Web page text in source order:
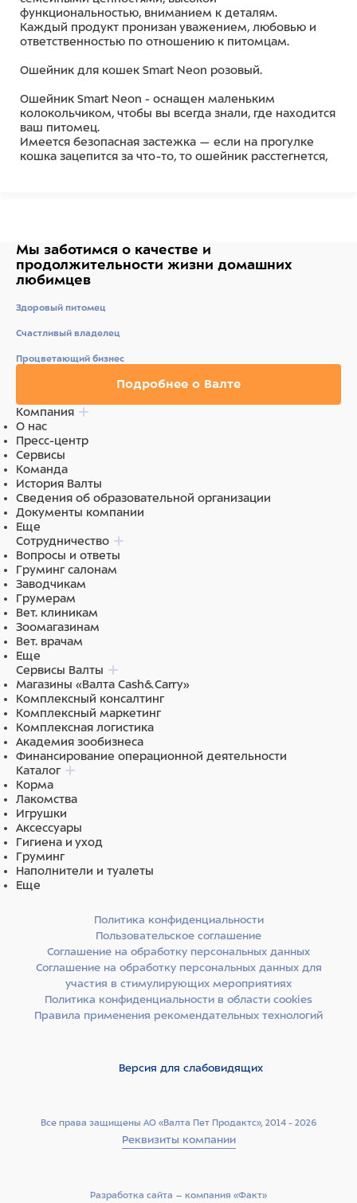
функциональностью, вниманием к деталям.
Каждый продукт пронизан уважением, любовью и
ответственностью по отношению к питомцам.
Ошейник для кошек Smart Neon розовый.
Ошейник Smart Neon - оснащен маленьким
колокольчиком, чтобы вы всегда знали, где находится
ваш питомец.
Имеется безопасная застежка — если на прогулке
кошка зацепится за что-то, то ошейник расстегнется,
Диаметр ошейника – 23 см, ширина – 1,1 см.
Состав
Нейлон
Мы заботимся о качестве и
продолжительности жизни домашних
любимцев
Здоровый питомец
Счастливый владелец
Процветающий бизнес
Подробнее о Валте
Компания
О нас
Пресс-центр
Сервисы
Команда
История Валты
Сведения об образовательной организации
Документы компании
Еще
Сотрудничество
Вопросы и ответы
Груминг салонам
Заводчикам
Грумерам
Вет. клиникам
Зоомагазинам
Вет. врачам
Еще
Сервисы Валты
Магазины «Валта Cash&Carry»
Комплексный консалтинг
Комплексный маркетинг
Комплексная логистика
Академия зообизнеса
Финансирование операционной деятельности
Каталог
Корма
Лакомства
Игрушки
Аксессуары
Гигиена и уход
Груминг
Наполнители и туалеты
Еще
Все права защищены АО «Валта Пет Продактс», 2014 - 2026
Реквизиты компании
Политика конфиденциальности
Пользовательское соглашение
Соглашение на обработку персональных данных
Соглашение на обработку персональных данных для
участия в стимулирующих мероприятиях
Политика конфиденциальности в области cookies
Правила применения рекомендательных технологий
Версия для слабовидящих
Разработка сайта –­ компания «Факт»